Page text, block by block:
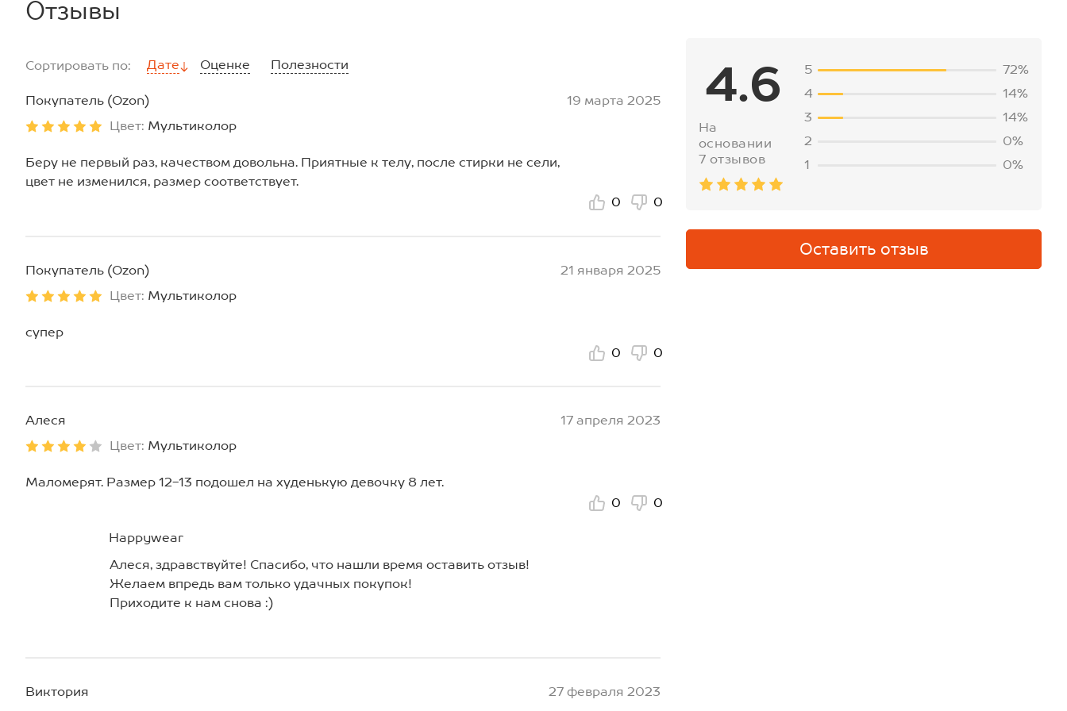
Отзывы
4.6
На
основании
7 отзывов
5
72%
4
14%
3
14%
2
0%
1
0%
Оставить отзыв
Сортировать по: Дате Оценке Полезности
Покупатель (Ozon)
19 марта 2025
Цвет: Мультиколор
Беру не первый раз, качеством довольна. Приятные к телу, после стирки не сели,
цвет не изменился, размер соответствует.
0
0
Покупатель (Ozon)
21 января 2025
Цвет: Мультиколор
супер
0
0
Алеся
17 апреля 2023
Цвет: Мультиколор
Маломерят. Размер 12-13 подошел на худенькую девочку 8 лет.
0
0
Happywear
Алеся, здравствуйте! Спасибо, что нашли время оставить отзыв!
Желаем впредь вам только удачных покупок!
Приходите к нам снова :)
Виктория
27 февраля 2023